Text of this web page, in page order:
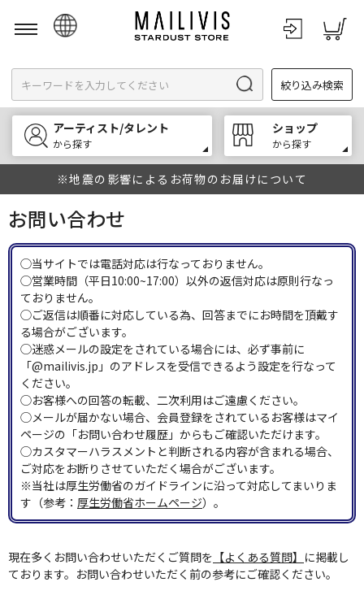
English
한국어
中文
絞り込み検索
アーティスト/タレント
から探す
ショップ
から探す
※地震の影響によるお荷物のお届けについて
お問い合わせ
◯当サイトでは電話対応は行なっておりません。
◯営業時間（平日10:00~17:00）以外の返信対応は原則行なっ
ておりません。
◯ご返信は順番に対応している為、回答までにお時間を頂戴す
る場合がございます。
◯迷惑メールの設定をされている場合には、必ず事前に
「@mailivis.jp」のアドレスを受信できるよう設定を行なって
ください。
◯お客様への回答の転載、二次利用はご遠慮ください。
◯メールが届かない場合、会員登録をされているお客様はマイ
ページの「お問い合わせ履歴」からもご確認いただけます。
◯カスタマーハラスメントと判断される内容が含まれる場合、
ご対応をお断りさせていただく場合がございます。
※当社は厚生労働省のガイドラインに沿って対応してまいりま
す（参考： 厚生労働省ホームページ）。
現在多くお問い合わせいただくご質問を 【よくある質問】 に掲載し
ております。お問い合わせいただく前の参考にご確認ください。